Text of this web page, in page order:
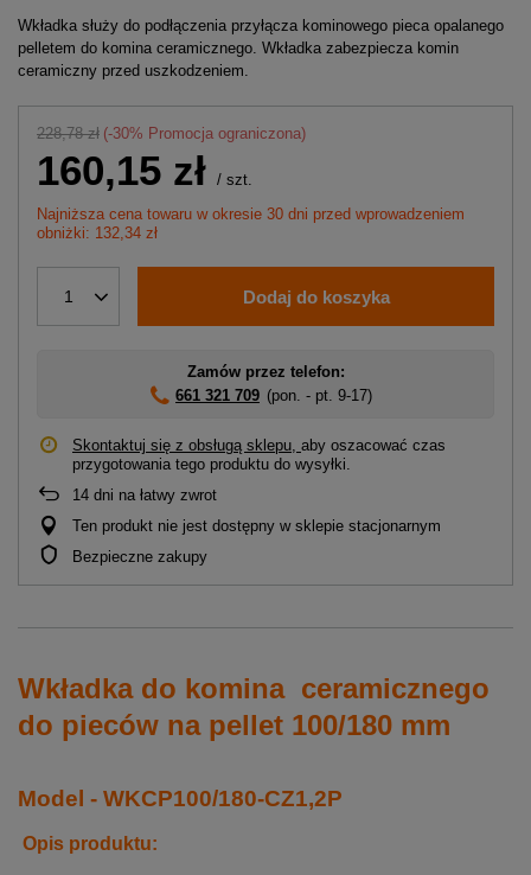
Wkładka służy do podłączenia przyłącza kominowego pieca opalanego
pelletem do komina ceramicznego. Wkładka zabezpiecza komin
ceramiczny przed uszkodzeniem.
228,78 zł (-30% Promocja ograniczona)
160,15 zł / szt.
Najniższa cena towaru w okresie 30 dni przed wprowadzeniem
obniżki: 132,34 zł
1 Dodaj do koszyka
Zamów przez telefon:
661 321 709 (pon. - pt. 9-17)
Skontaktuj się z obsługą sklepu, aby oszacować czas
przygotowania tego produktu do wysyłki.
14 dni na łatwy zwrot
Ten produkt nie jest dostępny w sklepie stacjonarnym
Bezpieczne zakupy
Wkładka do komina ceramicznego
do pieców na pellet 100/180 mm
Model - WKCP100/180-CZ1,2P
Opis produktu: